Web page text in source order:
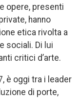
opere, presenti
hanno
etica rivolta a
sociali. Di lui
critici d’arte.
è oggi tra i leader
di porte,